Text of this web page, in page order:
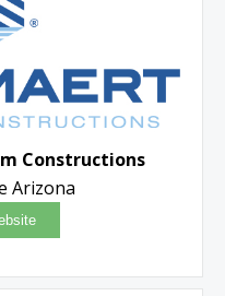
Constructions
Arizona